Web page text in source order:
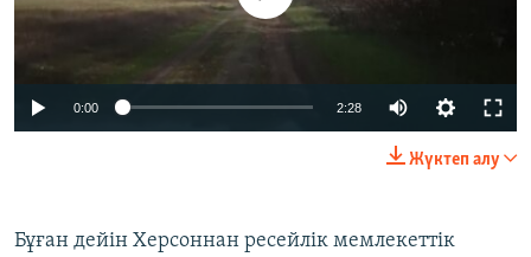
0:00 2:28
Жүктеп алу
Бұған дейін Херсоннан ресейлік мемлекеттік